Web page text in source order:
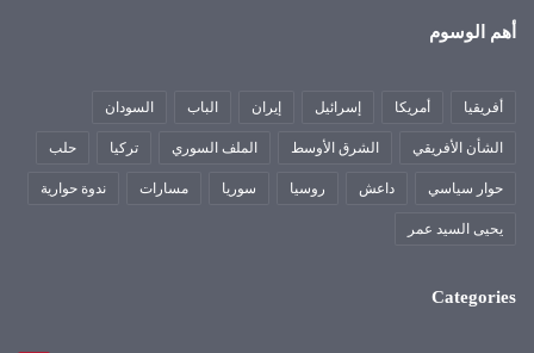
أهم الوسوم
أفريقيا أمريكا إسرائيل إيران الباب السودان
الشأن الأفريقي الشرق الأوسط الملف السوري تركيا حلب
حوار سياسي داعش روسيا سوريا مسارات ندوة حوارية
يحيى السيد عمر
Categories